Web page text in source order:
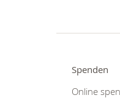
Spenden
Online